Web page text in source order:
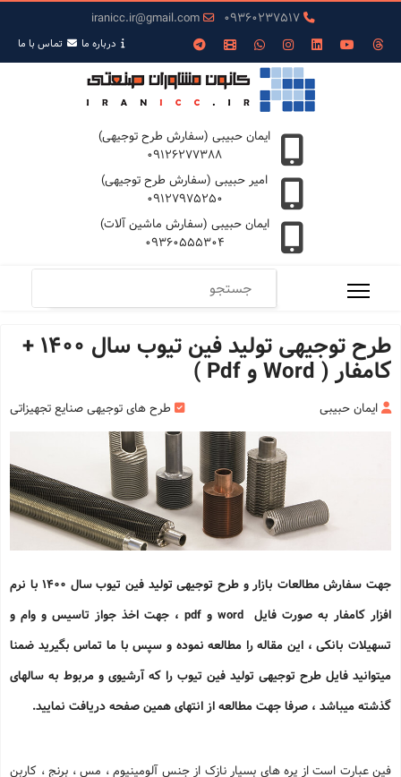
09360237517
iranicc.ir@gmail.com
درباره ما تمـاس با ما
ایمان حبیبی (سفارش طرح توجیهی)
09126277388
امیر حبیبی (سفارش طرح توجیهی)
09127975250
ایمان حبیبی (سفارش ماشین آلات)
09360555304
طرح توجیهی تولید فین تیوب سال 1400 +
کامفار ( Word و Pdf )
ایمان حبیبی طرح های توجیهی صنایع تجهیزاتی
جهت سفارش مطالعات بازار و طرح توجیهی تولید فین تیوب سال 1400 با نرم
افزار کامفار به صورت فایل word و pdf ، جهت اخذ جواز تاسیس و وام و
تسهیلات بانکی ، این مقاله را مطالعه نموده و سپس با ما تماس بگیرید ضمنا
میتوانید فایل طرح توجیهی تولید فین تیوب را که آرشیوی و مربوط به سالهای
گذشته میباشد ، صرفا جهت مطالعه از انتهای همین صفحه دریافت نمایید.
فین عبارت است از پره های بسیار نازک از جنس آلومینیوم ، مس ، برنج ، کاربن